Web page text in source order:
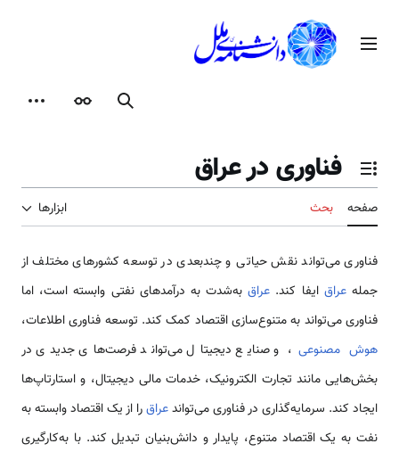
محتوامنوی اصلی
جستجوظاهر
تغییر وضعیت فهرست محتویات
فناوری در عراق
صفحه بحث ابزارها
فناوری می‌تواند نقش حیاتی و چندبعدی در توسعه کشورهای مختلف از
جملهعراق ایفا ‌کند. عراقبه‌شدت به درآمدهای نفتی وابسته است، اما
فناوری می‌تواند به متنوع‌سازی اقتصاد کمک کند. توسعه فناوری اطلاعات،
هوش مصنوعی ، و صنایع دیجیتال می‌تواند فرصت‌های جدیدی در
بخش‌هایی مانند تجارت الکترونیک، خدمات مالی دیجیتال، و استارتاپ‌ها
ایجاد کند. سرمایه‌گذاری در فناوری می‌تواندعراقرا از یک اقتصاد وابسته به
نفت به یک اقتصاد متنوع، پایدار و دانش‌بنیان تبدیل کند. با به‌کارگیری